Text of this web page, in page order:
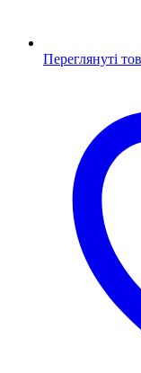
Переглянуті